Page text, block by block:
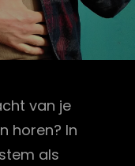
van je
horen? In
als